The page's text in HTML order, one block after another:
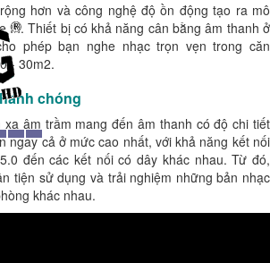
hơn và công nghệ độ ồn động tạo ra mô
III. Thiết bị có khả năng cân bằng âm thanh ở
phép bạn nghe nhạc trọn vẹn trong căn
- 30m2.
chóng
xạ âm trầm mang đến âm thanh có độ chi tiết
ngay cả ở mức cao nhất, với khả năng kết nối
đến các kết nối có dây khác nhau. Từ đó,
tiện sử dụng và trải nghiệm những bản nhạc
khác nhau.